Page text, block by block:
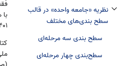
نظریه «جامعه واحده» در قالب
سطح بندی‌های مختلف
تغییر وضعیت زیربخش‌های نظریه «جامعه واحده» در
سطح بندی سه مرحله‌ای
سطح‌بندی چهار مرحله‌ای
۱۴۰۱ توسط انتشارات